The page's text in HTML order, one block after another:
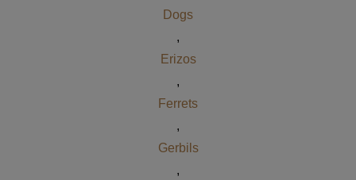
Dogs
,
Erizos
,
Ferrets
,
Gerbils
,